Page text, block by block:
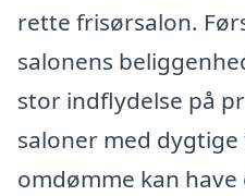
rette frisørsalon.
salonens
stor indflydelse på
saloner med
omdømme kan